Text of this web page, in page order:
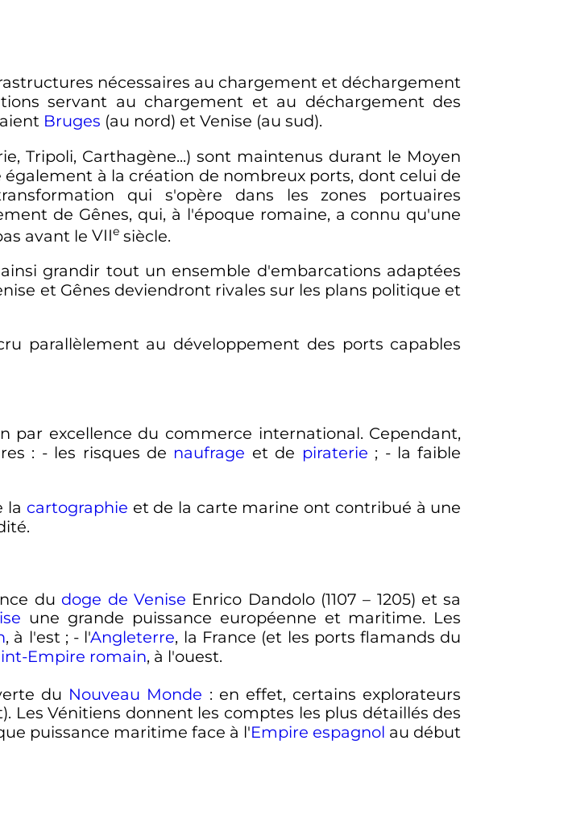
nécessaires au chargement et déchargement
servant au chargement et au déchargement des
Bruges (au nord) et Venise (au sud).
Tripoli, Carthagène...) sont maintenus durant le Moyen
à la création de nombreux ports, dont celui de
qui s'opère dans les zones portuaires
de Gênes, qui, à l'époque romaine, a connu qu'une
avant le VIIe siècle.
grandir tout un ensemble d'embarcations adaptées
et Gênes deviendront rivales sur les plans politique et
parallèlement au développement des ports capables
excellence du commerce international. Cependant,
: - les risques de naufrage et de piraterie ; - la faible
la cartographie et de la carte marine ont contribué à une
du doge de Venise Enrico Dandolo (1107 – 1205) et sa
une grande puissance européenne et maritime. Les
, à l'est ; - l'Angleterre, la France (et les ports flamands du
Empire romain, à l'ouest.
du Nouveau Monde : en effet, certains explorateurs
Les Vénitiens donnent les comptes les plus détaillés des
puissance maritime face à l'Empire espagnol au début